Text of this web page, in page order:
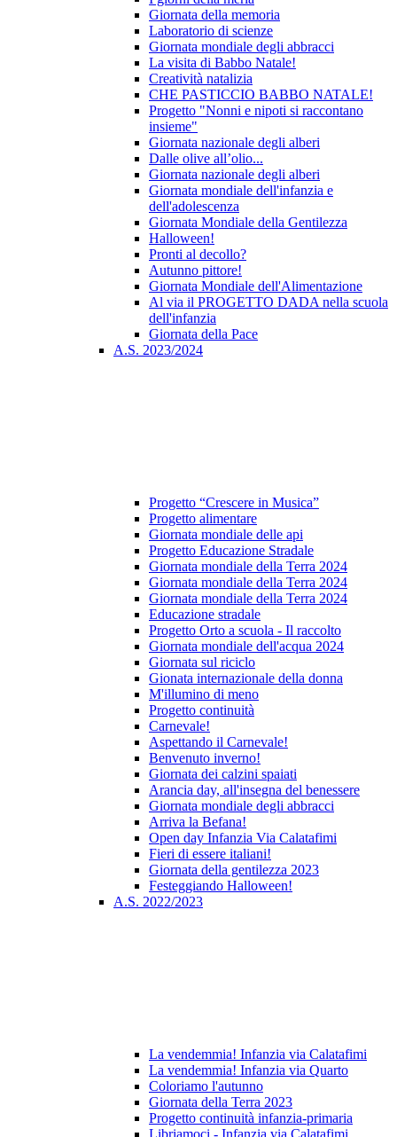
Giornata della memoria
Laboratorio di scienze
Giornata mondiale degli abbracci
La visita di Babbo Natale!
Creatività natalizia
CHE PASTICCIO BABBO NATALE!
Progetto "Nonni e nipoti si raccontano
insieme"
Giornata nazionale degli alberi
Dalle olive all’olio...
Giornata nazionale degli alberi
Giornata mondiale dell'infanzia e
dell'adolescenza
Giornata Mondiale della Gentilezza
Halloween!
Pronti al decollo?
Autunno pittore!
Giornata Mondiale dell'Alimentazione
Al via il PROGETTO DADA nella scuola
dell'infanzia
Giornata della Pace
A.S. 2023/2024
Progetto “Crescere in Musica”
Progetto alimentare
Giornata mondiale delle api
Progetto Educazione Stradale
Giornata mondiale della Terra 2024
Giornata mondiale della Terra 2024
Giornata mondiale della Terra 2024
Educazione stradale
Progetto Orto a scuola - Il raccolto
Giornata mondiale dell'acqua 2024
Giornata sul riciclo
Gionata internazionale della donna
M'illumino di meno
Progetto continuità
Carnevale!
Aspettando il Carnevale!
Benvenuto inverno!
Giornata dei calzini spaiati
Arancia day, all'insegna del benessere
Giornata mondiale degli abbracci
Arriva la Befana!
Open day Infanzia Via Calatafimi
Fieri di essere italiani!
Giornata della gentilezza 2023
Festeggiando Halloween!
A.S. 2022/2023
La vendemmia! Infanzia via Calatafimi
La vendemmia! Infanzia via Quarto
Coloriamo l'autunno
Giornata della Terra 2023
Progetto continuità infanzia-primaria